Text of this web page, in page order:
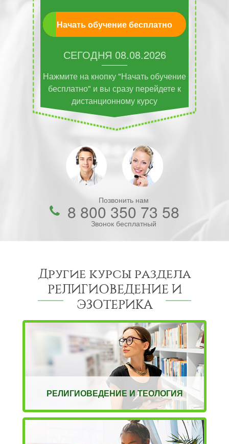
Начать обучение бесплатно
СЕГОДНЯ 08.08.2026
Нажмите на кнопку "Начать обучение
бесплатно" и вы сразу перейдете к
дистанционному курсу
Позвонить нам
8 800 350 73 58
Звонок бесплатный
Другие курсы раздела
РЕЛИГИОВЕДЕНИЕ И
ЭЗОТЕРИКА
РЕЛИГИОВЕДЕНИЕ И ТЕОЛОГИЯ